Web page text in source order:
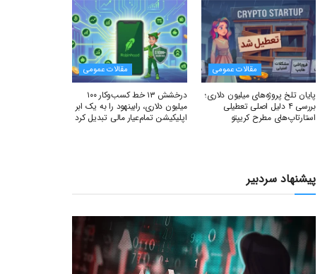
مقالات عمومی
پایان تلخ پروژه‌های میلیون دلاری؛
بررسی ۴ دلیل اصلی تعطیلی
استارتاپ‌های مطرح کریپتو
مقالات عمومی
درخشش ۱۳ خط کسب‌وکار ۱۰۰
میلیون دلاری، رابینهود را به یک ابر
اپلیکیشن تمام‌عیار مالی تبدیل کرد
پیشنهاد سردبیر